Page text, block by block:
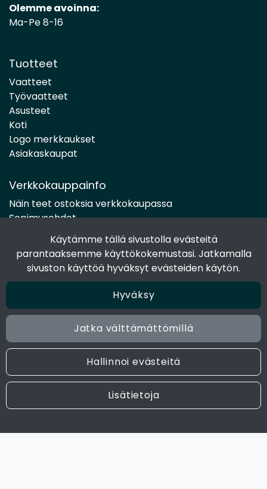
Käytämme tällä sivustolla evästeitä
parantaaksemme käyttökokemustasi. Jatkamalla
sivuston käyttöä hyväksyt evästeiden käytön.
Hyväksy
Jatka välttämättömillä
Hallinnoi evästeitä
Lisätietoja
Olemme avoinna:
Ma-Pe 8-16
Tuotteet
Vaatteet
Työvaatteet
Asusteet
Koti
Logo merkkaukset
Asiakaskaupat
Verkkokauppainfo
Näin teet ostoksia verkkokaupassa
Sopimusehdot
Toimitustavat
Maksutavat
Tietosuojaseloste
Seuraa sosiaalisessa mediassa
Facebook
Instagram
© 2024 Joen Tukkutiimi. All rights reserved. Site by